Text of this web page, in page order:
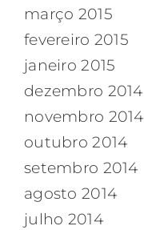
março 2015
fevereiro 2015
janeiro 2015
dezembro 2014
novembro 2014
outubro 2014
setembro 2014
agosto 2014
julho 2014